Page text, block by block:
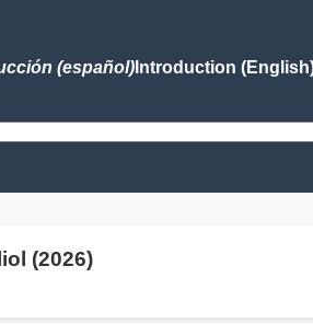
(español)Introduction
(2026)